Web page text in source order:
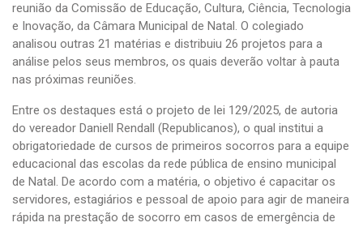
reunião da Comissão de Educação, Cultura, Ciência, Tecnologia
e Inovação, da Câmara Municipal de Natal. O colegiado
analisou outras 21 matérias e distribuiu 26 projetos para a
análise pelos seus membros, os quais deverão voltar à pauta
nas próximas reuniões.
Entre os destaques está o projeto de lei 129/2025, de autoria
do vereador Daniell Rendall (Republicanos), o qual institui a
obrigatoriedade de cursos de primeiros socorros para a equipe
educacional das escolas da rede pública de ensino municipal
de Natal. De acordo com a matéria, o objetivo é capacitar os
servidores, estagiários e pessoal de apoio para agir de maneira
rápida na prestação de socorro em casos de emergência de